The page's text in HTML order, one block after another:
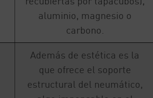
aluminio, magnesio o
carbono.
Además de estética es la
que ofrece el soporte
estructural del neumático,